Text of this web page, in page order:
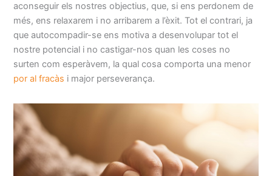
aconseguir els nostres objectius, que, si ens perdonem de
més, ens relaxarem i no arribarem a l’èxit. Tot el contrari, ja
que autocompadir-se ens motiva a desenvolupar tot el
nostre potencial i no castigar-nos quan les coses no
surten com esperàvem, la qual cosa comporta una menor
por al fracàs i major perseverança.